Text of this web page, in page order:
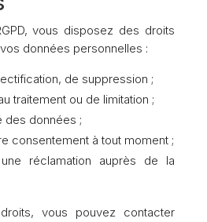
vous disposez des droits
données personnelles :
de suppression ;
traitement ou de limitation ;
des données ;
consentement à tout moment ;
une réclamation auprès de la
vous pouvez contacter